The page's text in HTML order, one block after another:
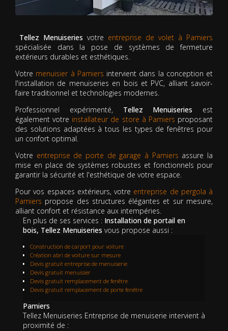
Tellez Menuiseries votre entreprise de volet à Pamiers
spécialisée dans la pose de systèmes de fermeture
extérieurs durables et esthétiques.
Votre menuisier à Pamiers intervient dans la conception et
l'installation de menuiseries en bois et PVC, alliant savoir-
faire traditionnel et technologies modernes.
Professionnel expérimenté, Tellez Menuiseries est
également votre installateur de store à Pamiers proposant
des solutions adaptées à tous les types de fenêtres pour
un confort optimal.
Votre entreprise de porte de garage à Pamiers assure la
mise en place de systèmes robustes et fonctionnels pour
garantir la sécurité et l'esthétique de votre espace.
Pour vos espaces extérieurs, votre entreprise de pergola à
Pamiers propose des structures élégantes et sur mesure,
alliant confort et résistance aux intempéries.
En plus de ses services : Installation de portail en
bois, Tellez Menuiseries vous propose aussi :
Construction de carport pour voiture
Création abri de voiture sur mesure
Devis gratuit entreprise de menuiserie
Devis gratuit menuisier
Devis gratuit remplacement de fenêtre
Devis gratuit remplacement de porte fenêtre
Pamiers
Tellez Menuiseries Entreprise de menuiserie intervient à
proximité de :